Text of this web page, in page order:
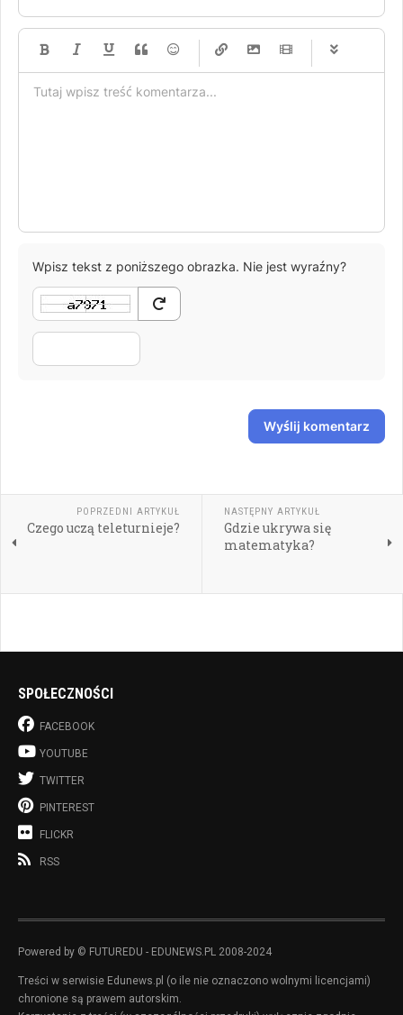
-
-
-
-
Wpisz tekst z poniższego obrazka. Nie jest wyraźny?
Wyślij komentarz
POPRZEDNI ARTYKUŁ
Czego uczą teleturnieje?
NASTĘPNY ARTYKUŁ
Gdzie ukrywa się
matematyka?
SPOŁECZNOŚCI
FACEBOOK
YOUTUBE
TWITTER
PINTEREST
FLICKR
RSS
Powered by © FUTUREDU - EDUNEWS.PL 2008-2024
Treści w serwisie Edunews.pl (o ile nie oznaczono wolnymi licencjami)
chronione są prawem autorskim.